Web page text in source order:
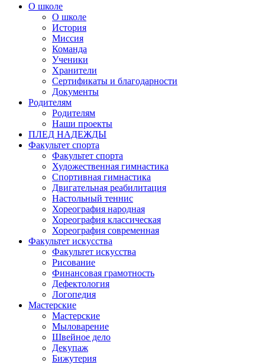
О школе
О школе
История
Миссия
Команда
Ученики
Хранители
Сертификаты и благодарности
Документы
Родителям
Родителям
Наши проекты
ПЛЕД НАДЕЖДЫ
Факультет спорта
Факультет спорта
Художественная гимнастика
Спортивная гимнастика
Двигательная реабилитация
Настольный теннис
Хореография народная
Хореография классическая
Хореография современная
Факультет искусства
Факультет искусства
Рисование
Финансовая грамотность
Дефектология
Логопедия
Мастерские
Мастерские
Мыловарение
Швейное дело
Декупаж
Бижутерия